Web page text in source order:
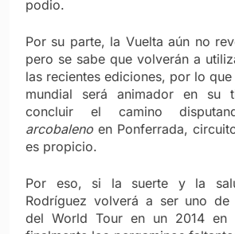
podio.
Por su parte, la Vuelta aún no
pero se sabe que volverán a
las recientes ediciones, por lo
mundial será animador en su
concluir el camino
arcobaleno en Ponferrada,
es propicio.
Por eso, si la suerte y la
Rodríguez volverá a ser uno de
del World Tour en un 2014 en